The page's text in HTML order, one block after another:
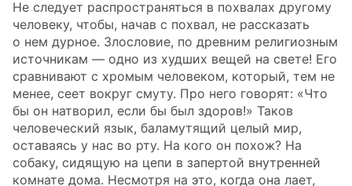
Не следует распространяться в похвалах другому
человеку, чтобы, начав с похвал, не рассказать
о нем дурное. Злословие, по древним религиозным
источникам — одно из худших вещей на свете! Его
сравнивают с хромым человеком, который, тем не
менее, сеет вокруг смуту. Про него говорят: «Что
бы он натворил, если бы был здоров!» Таков
человеческий язык, баламутящий целый мир,
оставаясь у нас во рту. На кого он похож? На
собаку, сидящую на цепи в запертой внутренней
комнате дома. Несмотря на это, когда она лает,